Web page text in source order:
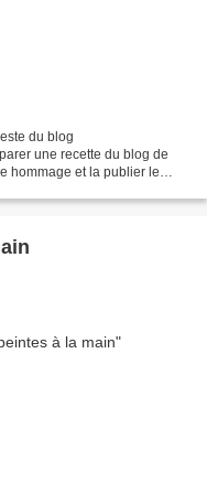
du blog
une recette du blog de
hommage et la publier le